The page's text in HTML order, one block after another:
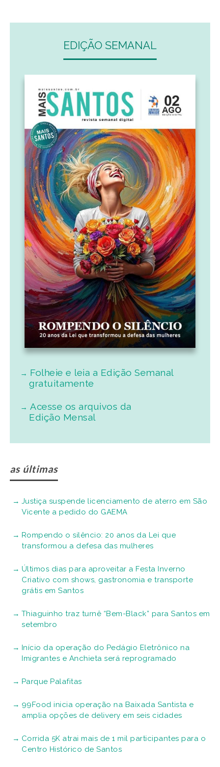
EDIÇÃO SEMANAL
Folheie e leia a Edição Semanal
gratuitamente
Acesse os arquivos da
Edição Mensal
as últimas
Justiça suspende licenciamento de aterro em São
Vicente a pedido do GAEMA
Rompendo o silêncio: 20 anos da Lei que
transformou a defesa das mulheres
Últimos dias para aproveitar a Festa Inverno
Criativo com shows, gastronomia e transporte
grátis em Santos
Thiaguinho traz turnê “Bem-Black” para Santos em
setembro
Início da operação do Pedágio Eletrônico na
Imigrantes e Anchieta será reprogramado
Parque Palafitas
99Food inicia operação na Baixada Santista e
amplia opções de delivery em seis cidades
Corrida 5K atrai mais de 1 mil participantes para o
Centro Histórico de Santos